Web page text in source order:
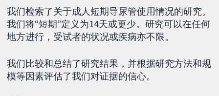
我们检索了关于成人短期导尿管使用情况的研究。
我们将“短期”定义为14天或更少。研究可以在任何
地方进行，受试者的状况或疾病亦不限。
我们比较和总结了研究结果，并根据研究方法和规
模等因素评估了我们对证据的信心。